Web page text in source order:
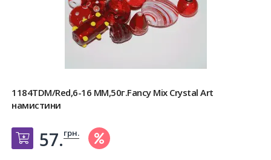
1184TDM/Red,6-16 MM,50г.Fancy Mix Crystal Art
намистини
Добавить в корзину
57.грн.